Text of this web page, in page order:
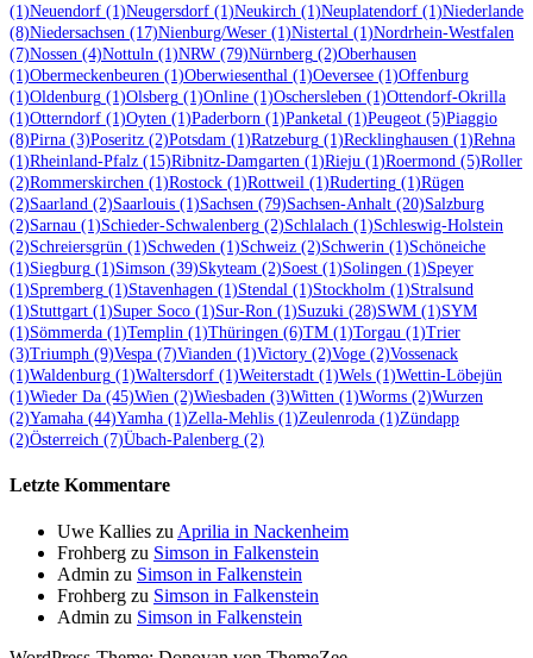
(1)Neuendorf (1)Neugersdorf (1)Neukirch (1)Neuplatendorf (1)Niederlande
(8)Niedersachsen (17)Nienburg/Weser (1)Nistertal (1)Nordrhein-Westfalen
(7)Nossen (4)Nottuln (1)NRW (79)Nürnberg (2)Oberhausen
(1)Obermeckenbeuren (1)Oberwiesenthal (1)Oeversee (1)Offenburg
(1)Oldenburg (1)Olsberg (1)Online (1)Oschersleben (1)Ottendorf-Okrilla
(1)Otterndorf (1)Oyten (1)Paderborn (1)Panketal (1)Peugeot (5)Piaggio
(8)Pirna (3)Poseritz (2)Potsdam (1)Ratzeburg (1)Recklinghausen (1)Rehna
(1)Rheinland-Pfalz (15)Ribnitz-Damgarten (1)Rieju (1)Roermond (5)Roller
(2)Rommerskirchen (1)Rostock (1)Rottweil (1)Ruderting (1)Rügen
(2)Saarland (2)Saarlouis (1)Sachsen (79)Sachsen-Anhalt (20)Salzburg
(2)Sarnau (1)Schieder-Schwalenberg (2)Schlalach (1)Schleswig-Holstein
(2)Schreiersgrün (1)Schweden (1)Schweiz (2)Schwerin (1)Schöneiche
(1)Siegburg (1)Simson (39)Skyteam (2)Soest (1)Solingen (1)Speyer
(1)Spremberg (1)Stavenhagen (1)Stendal (1)Stockholm (1)Stralsund
(1)Stuttgart (1)Super Soco (1)Sur-Ron (1)Suzuki (28)SWM (1)SYM
(1)Sömmerda (1)Templin (1)Thüringen (6)TM (1)Torgau (1)Trier
(3)Triumph (9)Vespa (7)Vianden (1)Victory (2)Voge (2)Vossenack
(1)Waldenburg (1)Waltersdorf (1)Weiterstadt (1)Wels (1)Wettin-Löbejün
(1)Wieder Da (45)Wien (2)Wiesbaden (3)Witten (1)Worms (2)Wurzen
(2)Yamaha (44)Yamha (1)Zella-Mehlis (1)Zeulenroda (1)Zündapp
(2)Österreich (7)Übach-Palenberg (2)
Letzte Kommentare
Uwe Kallies zu Aprilia in Nackenheim
Frohberg zu Simson in Falkenstein
Admin zu Simson in Falkenstein
Frohberg zu Simson in Falkenstein
Admin zu Simson in Falkenstein